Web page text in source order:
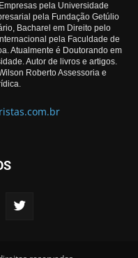
pela Universidade
pela Fundação Getúlio
Bacharel em Direito pelo
pela Faculdade de
Atualmente é Doutorando em
Autor de livros e artigos.
Roberto Assessoria e